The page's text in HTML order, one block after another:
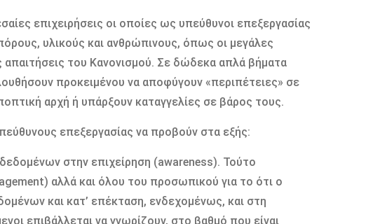
επιχειρήσεις οι οποίες ως υπεύθυνοι επεξεργασίας
υλικούς και ανθρώπινους, όπως οι μεγάλες
του Κανονισμού. Σε δώδεκα απλά βήματα
προκειμένου να αποφύγουν «περιπέτειες» σε
αρχή ή υπάρξουν καταγγελίες σε βάρος τους.
επεξεργασίας να προβούν στα εξής:
στην επιχείρηση (awareness). Τούτο
αλλά και όλου του προσωπικού για το ότι ο
και κατ’ επέκταση, ενδεχομένως, και στη
επιβάλλεται να γνωρίζουν, στο βαθμό που είναι